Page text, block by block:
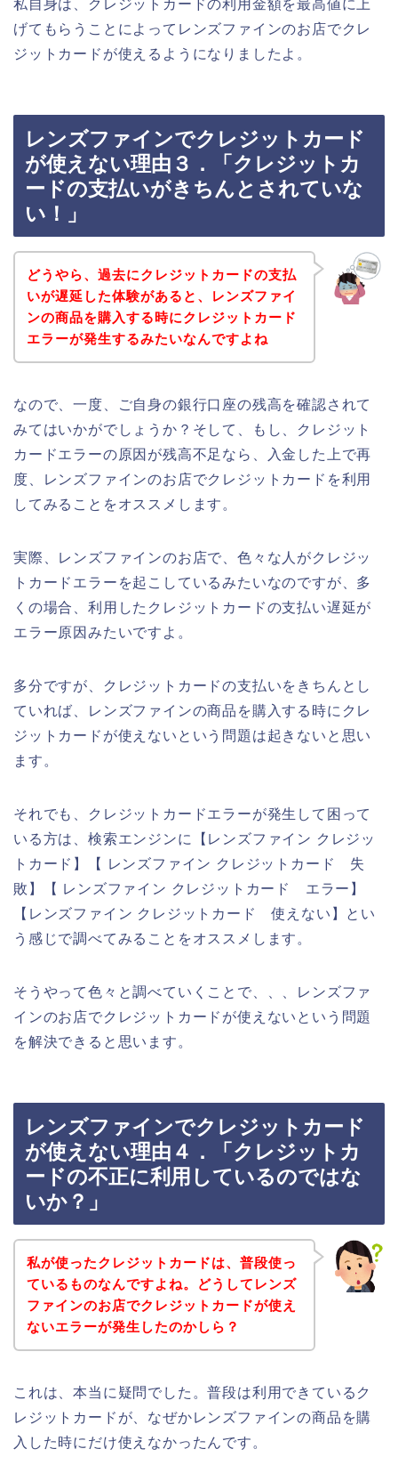
私自身は、クレジットカードの利用金額を最高値に上
げてもらうことによってレンズファインのお店でクレ
ジットカードが使えるようになりましたよ。
レンズファインでクレジットカード
が使えない理由３．「クレジットカ
ードの支払いがきちんとされていな
い！」
どうやら、過去にクレジットカードの支払
いが遅延した体験があると、レンズファイ
ンの商品を購入する時にクレジットカード
エラーが発生するみたいなんですよね
なので、一度、ご自身の銀行口座の残高を確認されて
みてはいかがでしょうか？そして、もし、クレジット
カードエラーの原因が残高不足なら、入金した上で再
度、レンズファインのお店でクレジットカードを利用
してみることをオススメします。
実際、レンズファインのお店で、色々な人がクレジッ
トカードエラーを起こしているみたいなのですが、多
くの場合、利用したクレジットカードの支払い遅延が
エラー原因みたいですよ。
多分ですが、クレジットカードの支払いをきちんとし
ていれば、レンズファインの商品を購入する時にクレ
ジットカードが使えないという問題は起きないと思い
ます。
それでも、クレジットカードエラーが発生して困って
いる方は、検索エンジンに【レンズファイン クレジッ
トカード】【 レンズファイン クレジットカード 失
敗】【 レンズファイン クレジットカード エラー】
【レンズファイン クレジットカード 使えない】とい
う感じで調べてみることをオススメします。
そうやって色々と調べていくことで、、、レンズファ
インのお店でクレジットカードが使えないという問題
を解決できると思います。
レンズファインでクレジットカード
が使えない理由４．「クレジットカ
ードの不正に利用しているのではな
いか？」
私が使ったクレジットカードは、普段使っ
ているものなんですよね。どうしてレンズ
ファインのお店でクレジットカードが使え
ないエラーが発生したのかしら？
これは、本当に疑問でした。普段は利用できているク
レジットカードが、なぜかレンズファインの商品を購
入した時にだけ使えなかったんです。